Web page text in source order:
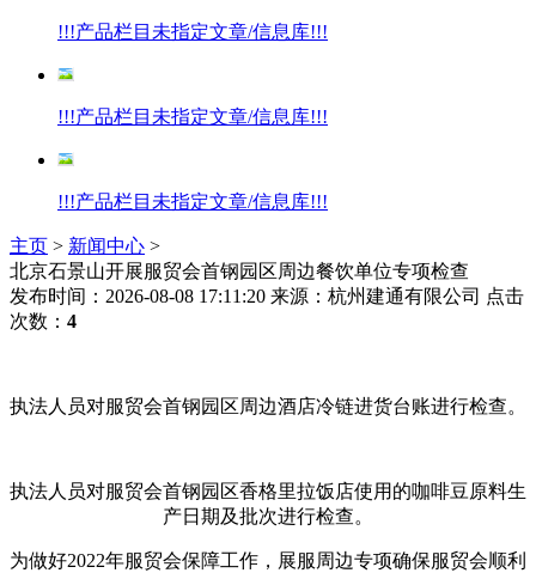
!!!产品栏目未指定文章/信息库!!!
!!!产品栏目未指定文章/信息库!!!
!!!产品栏目未指定文章/信息库!!!
主页 > 新闻中心 >
北京石景山开展服贸会首钢园区周边餐饮单位专项检查
发布时间：2026-08-08 17:11:20 来源：杭州建通有限公司 点击
次数： 4
执法人员对服贸会首钢园区周边酒店冷链进货台账进行检查。
执法人员对服贸会首钢园区香格里拉饭店使用的咖啡豆原料生
产日期及批次进行检查。
为做好2022年服贸会保障工作，展服周边专项确保服贸会顺利